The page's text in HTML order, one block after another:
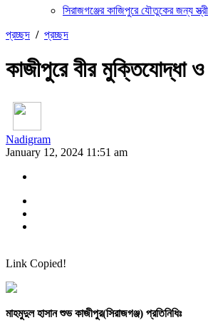
সিরাজগঞ্জের কাজিপুরে যৌতুকের জন্য
প্রচ্ছদ / প্রচ্ছদ
কাজীপুরে বীর মুক্তিযোদ্ধা
Nadigram
January 12, 2024 11:51 am
Link Copied!
মাহমুদুল হাসান শুভ কাজীপুর(সিরাজগঞ্জ) প্রতিনিধিঃ